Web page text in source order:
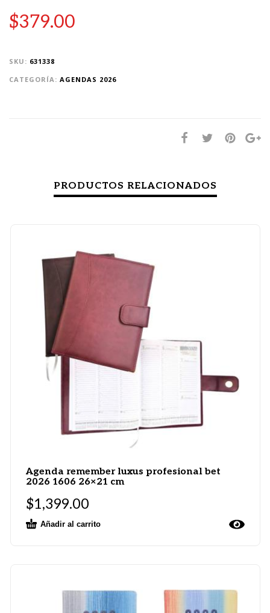
$379.00
SKU: 631338
CATEGORÍA: AGENDAS 2026
PRODUCTOS RELACIONADOS
Agenda remember luxus profesional bet
2026 1606 26×21 cm
$1,399.00
Añadir al carrito